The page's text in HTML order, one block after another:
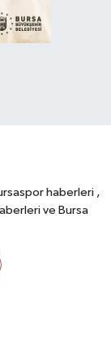
haberleri ,
ve Bursa